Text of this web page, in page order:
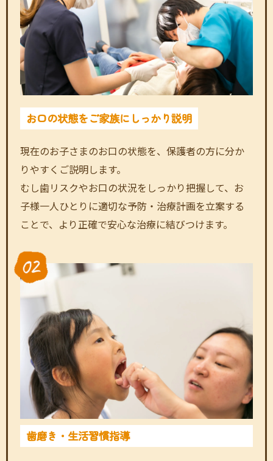
お口の状態をご家族にしっかり説明
現在のお子さまのお口の状態を、保護者の方に分か
りやすくご説明します。
むし歯リスクやお口の状況をしっかり把握して、お
子様一人ひとりに適切な予防・治療計画を立案する
ことで、より正確で安心な治療に結びつけます。
歯磨き・生活習慣指導